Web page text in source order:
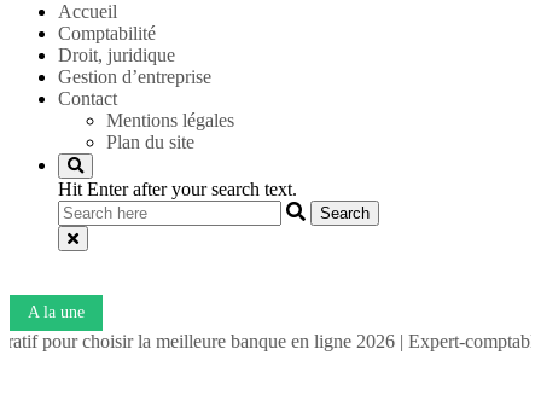
Accueil
Comptabilité
Droit, juridique
Gestion d’entreprise
Contact
Mentions légales
Plan du site
Hit Enter after your search text.
A la une
la meilleure banque en ligne 2026| Expert-comptable LMNP :